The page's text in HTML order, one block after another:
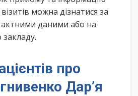
можна дізнатися за
даними або на
про
Дар’я